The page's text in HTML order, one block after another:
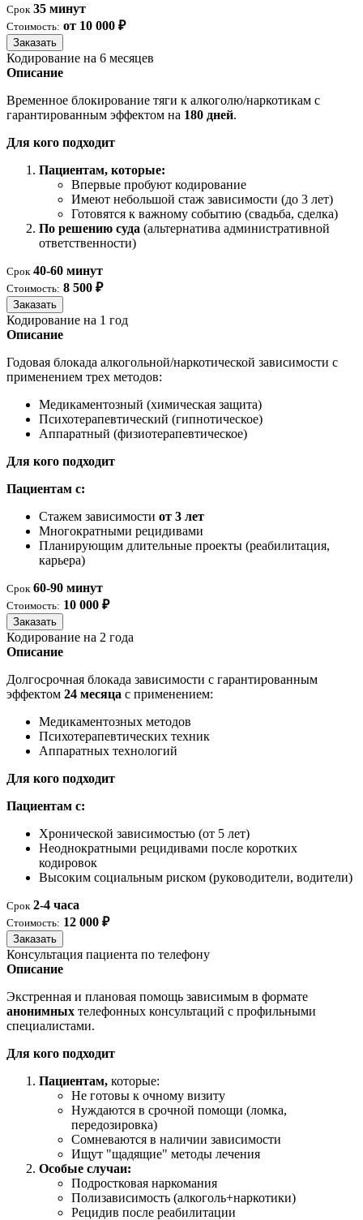
Срок 35 минут
Стоимость: от 10 000 ₽
Заказать
Кодирование на 6 месяцев
Описание
Временное блокирование тяги к алкоголю/наркотикам с
гарантированным эффектом на 180 дней.
Для кого подходит
Пациентам, которые:
Впервые пробуют кодирование
Имеют небольшой стаж зависимости (до 3 лет)
Готовятся к важному событию (свадьба, сделка)
По решению суда (альтернатива административной
ответственности)
Срок 40-60 минут
Стоимость: 8 500 ₽
Заказать
Кодирование на 1 год
Описание
Годовая блокада алкогольной/наркотической зависимости с
применением трех методов:
Медикаментозный (химическая защита)
Психотерапевтический (гипнотическое)
Аппаратный (физиотерапевтическое)
Для кого подходит
Пациентам с:
Стажем зависимости от 3 лет
Многократными рецидивами
Планирующим длительные проекты (реабилитация,
карьера)
Срок 60-90 минут
Стоимость: 10 000 ₽
Заказать
Кодирование на 2 года
Описание
Долгосрочная блокада зависимости с гарантированным
эффектом 24 месяца с применением:
Медикаментозных методов
Психотерапевтических техник
Аппаратных технологий
Для кого подходит
Пациентам с:
Хронической зависимостью (от 5 лет)
Неоднократными рецидивами после коротких
кодировок
Высоким социальным риском (руководители, водители)
Срок 2-4 часа
Стоимость: 12 000 ₽
Заказать
Консультация пациента по телефону
Описание
Экстренная и плановая помощь зависимым в формате
анонимных телефонных консультаций с профильными
специалистами.
Для кого подходит
Пациентам, которые:
Не готовы к очному визиту
Нуждаются в срочной помощи (ломка,
передозировка)
Сомневаются в наличии зависимости
Ищут "щадящие" методы лечения
Особые случаи:
Подростковая наркомания
Полизависимость (алкоголь+наркотики)
Рецидив после реабилитации